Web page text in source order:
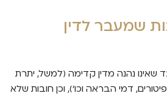
שמעבר לדין
נהנה מדין קדימה (למשל, יתרת
דמי הבראה וכו'), וכן חובות שלא